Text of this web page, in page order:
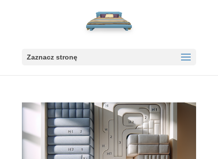
Zaznacz stronę